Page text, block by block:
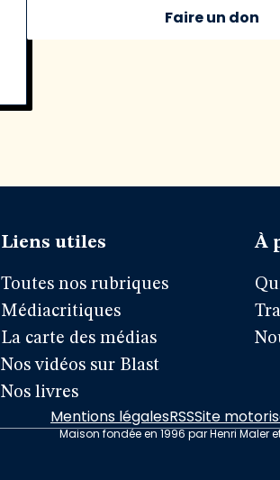
Faire un don
Liens utiles
Toutes nos rubriques
Médiacritiques
La carte des médias
Nos vidéos sur Blast
Nos livres
À
Mentions légalesRSSSite
Maison fondée en 1996 par Henri Maler